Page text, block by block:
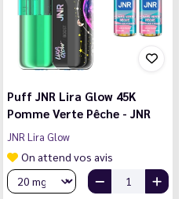
Puff JNR Lira Glow 45K
Pomme Verte Pêche - JNR
JNR Lira Glow
On attend vos avis